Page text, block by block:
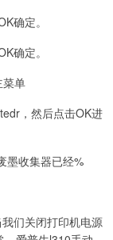
确定。
确定。
菜单
，然后点击OK进
墨收集器已经%
们关闭打印机电源